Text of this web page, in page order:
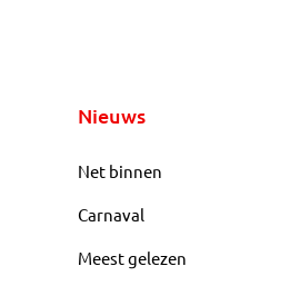
Nieuws
Net binnen
Carnaval
Meest gelezen